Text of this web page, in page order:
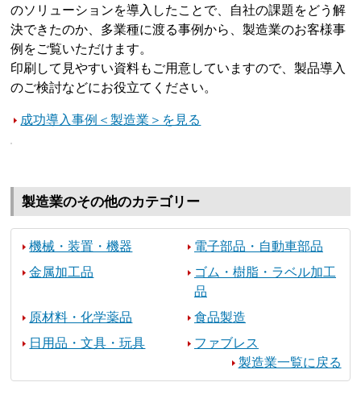
のソリューションを導入したことで、自社の課題をどう解
決できたのか、多業種に渡る事例から、製造業のお客様事
例をご覧いただけます。
印刷して見やすい資料もご用意していますので、製品導入
のご検討などにお役立てください。
成功導入事例＜製造業＞を見る
製造業のその他のカテゴリー
機械・装置・機器
電子部品・自動車部品
金属加工品
ゴム・樹脂・ラベル加工
品
原材料・化学薬品
食品製造
日用品・文具・玩具
ファブレス
製造業一覧に戻る